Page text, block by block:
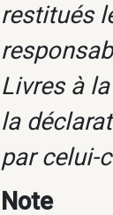
restitués
Livres à
la
par celui-
Note